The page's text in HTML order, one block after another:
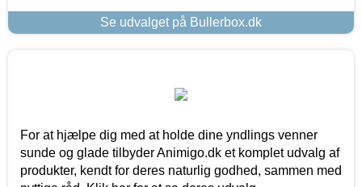
Se udvalget på Bullerbox.dk
For at hjælpe dig med at holde dine yndlings venner
sunde og glade tilbyder Animigo.dk et komplet udvalg af
produkter, kendt for deres naturlig godhed, sammen med